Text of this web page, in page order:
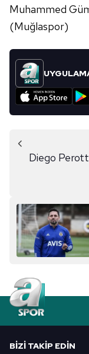
Muhammed
(Muğlaspor)
Diego
BIZI TAKIP EDIN